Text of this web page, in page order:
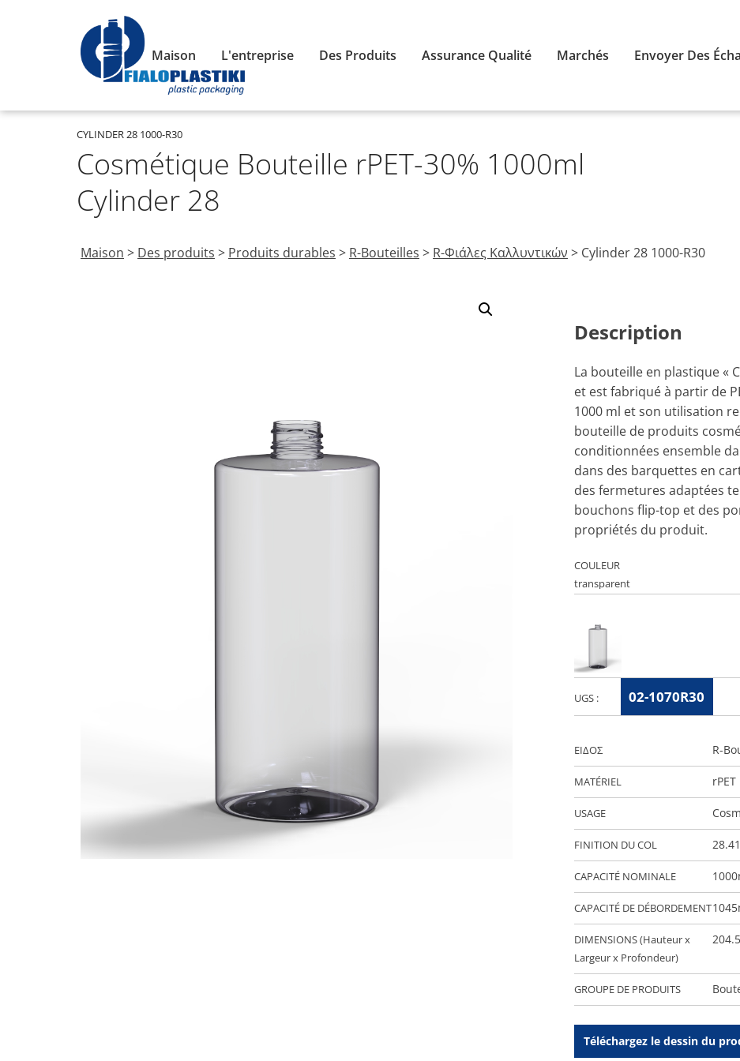
Maison L'entreprise Des Produits Assurance Qualité Marchés Envoyer Des
CYLINDER 28 1000-R30
Cosmétique Bouteille rPET-30% 1000ml
Cylinder 28
Maison > Des produits > Produits durables > R-Bouteilles > R-Φιάλες Καλλυντικών > Cylinder 28 1000-R30
Téléchargez le dessin du
Description
La bouteille en plastique «
et est fabriqué à partir de
1000 ml et son utilisation
bouteille de produits
conditionnées ensemble
dans des barquettes en
des fermetures adaptées
bouchons flip-top et des
propriétés du produit.
ΕΙΔΟΣ R-
MATÉRIEL
USAGE
FINITION DU COL
CAPACITÉ NOMINALE
CAPACITÉ DE DÉBORDEMENT
DIMENSIONS (Hauteur x
Largeur x Profondeur)
GROUPE DE PRODUITS
COULEUR
UGS : 02-1070R30